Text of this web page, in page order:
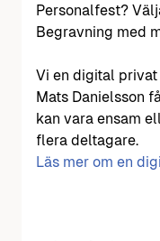
Personalfest?
Begravning med
Vi en digital
Mats Danielsson
kan vara ensam
flera deltagare.
Läs mer om en